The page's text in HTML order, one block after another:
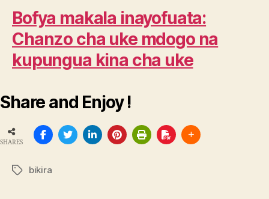
Bofya makala inayofuata:
Chanzo cha uke mdogo na
kupungua kina cha uke
Share and Enjoy !
SHARES
Tagsbikira